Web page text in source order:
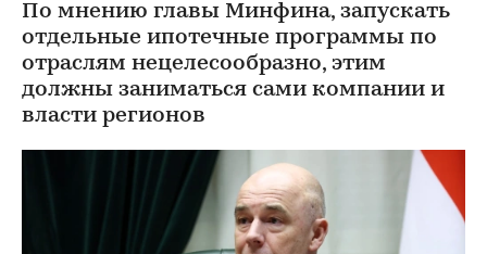
По мнению главы Минфина, запускать
отдельные ипотечные программы по
отраслям нецелесообразно, этим
должны заниматься сами компании и
власти регионов